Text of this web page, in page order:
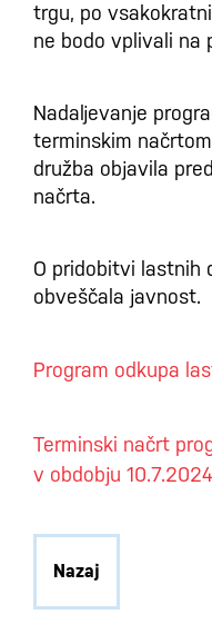
trgu, po
ne bodo vplivali na
Nadaljevanje
terminskim
družba objavila
načrta.
O pridobitvi lastnih
obveščala javnost.
Program odkupa
Terminski načrt
v obdobju
Nazaj